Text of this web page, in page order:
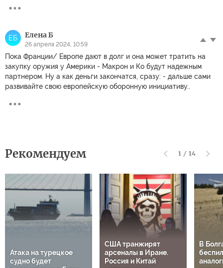
ЕБ Елена Б
26 апреля 2024, 10:59
Пока Франции/ Европе дают в долг и она может тратить на
закупку оружия у Америки - Макрон и Ко будут надежным
партнером. Ну а как деньги закончатся, сразу: - дальше сами
развивайте свою европейскую оборонную инициативу..
Рекомендуем 1 / 14
Атака на турецкое
судно будет
США транжирят
арсеналы в Иране.
Россия и Китай
В